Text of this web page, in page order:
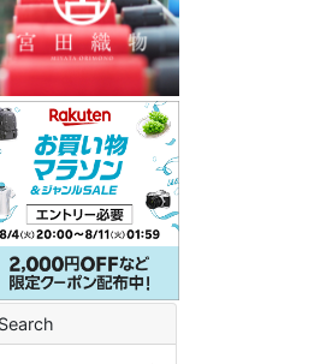
Search